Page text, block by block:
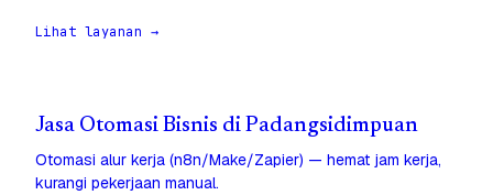
Lihat layanan →
Jasa Otomasi Bisnis di Padangsidimpuan
Otomasi alur kerja (n8n/Make/Zapier) — hemat jam kerja,
kurangi pekerjaan manual.